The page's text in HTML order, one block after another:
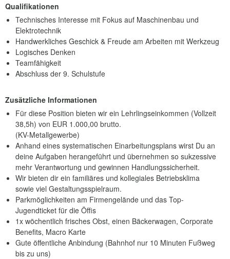
Qualifikationen
Technisches Interesse mit Fokus auf Maschinenbau und
Elektrotechnik
Handwerkliches Geschick & Freude am Arbeiten mit Werkzeug
Logisches Denken
Teamfähigkeit
Abschluss der 9. Schulstufe
Zusätzliche Informationen
Für diese Position bieten wir ein Lehrlingseinkommen (Vollzeit
38,5h) von EUR 1.000,00 brutto.
(KV-Metallgewerbe)
Anhand eines systematischen Einarbeitungsplans wirst Du an
deine Aufgaben herangeführt und übernehmen so sukzessive
mehr Verantwortung und gewinnen Handlungssicherheit.
Wir bieten dir ein familiäres und kollegiales Betriebsklima
sowie viel Gestaltungsspielraum.
Parkmöglichkeiten am Firmengelände und das Top-
Jugendticket für die Öffis
1x wöchentlich frisches Obst, einen Bäckerwagen, Corporate
Benefits, Macro Karte
Gute öffentliche Anbindung (Bahnhof nur 10 Minuten Fußweg
bis zu uns)